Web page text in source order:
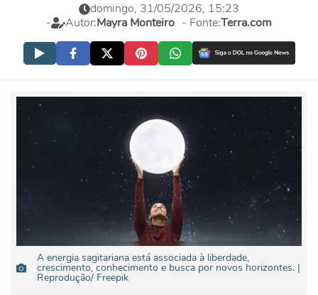
domingo, 31/05/2026, 15:23
-
Autor:Mayra Monteiro - Fonte:Terra.com
A energia sagitariana está associada à liberdade,
crescimento, conhecimento e busca por novos horizontes. |
Reprodução/ Freepik